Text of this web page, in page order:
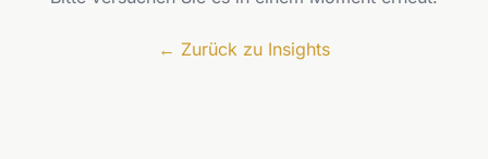
← Zurück zu Insights